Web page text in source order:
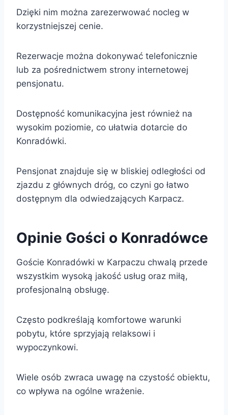
Dzięki nim można zarezerwować nocleg w
korzystniejszej cenie.
Rezerwacje można dokonywać telefonicznie
lub za pośrednictwem strony internetowej
pensjonatu.
Dostępność komunikacyjna jest również na
wysokim poziomie, co ułatwia dotarcie do
Konradówki.
Pensjonat znajduje się w bliskiej odległości od
zjazdu z głównych dróg, co czyni go łatwo
dostępnym dla odwiedzających Karpacz.
Opinie Gości o Konradówce
Goście Konradówki w Karpaczu chwalą przede
wszystkim wysoką jakość usług oraz miłą,
profesjonalną obsługę.
Często podkreślają komfortowe warunki
pobytu, które sprzyjają relaksowi i
wypoczynkowi.
Wiele osób zwraca uwagę na czystość obiektu,
co wpływa na ogólne wrażenie.